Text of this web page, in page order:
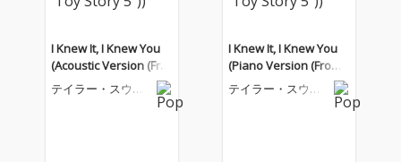
I Knew It, I Knew You
(Acoustic Version (Fro
m "Toy Story 5"))
テイラー・スウィ
I Knew It, I Knew You
(Piano Version (From
"Toy Story 5"))
テイラー・スウィ